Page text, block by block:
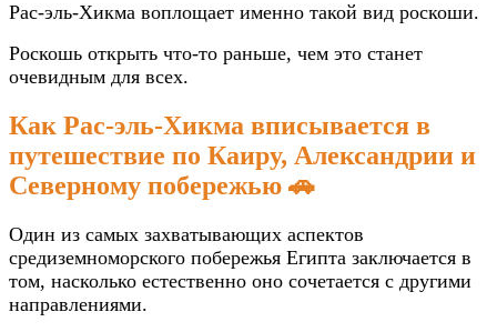
Рас-эль-Хикма воплощает именно такой вид роскоши.
Роскошь открыть что-то раньше, чем это станет
очевидным для всех.
Как Рас-эль-Хикма вписывается в
путешествие по Каиру, Александрии и
Северному побережью 🚗
Один из самых захватывающих аспектов
средиземноморского побережья Египта заключается в
том, насколько естественно оно сочетается с другими
направлениями.